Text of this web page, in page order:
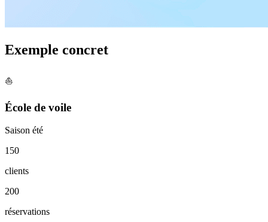
Exemple concret
⛵
École de voile
Saison été
150
clients
200
réservations